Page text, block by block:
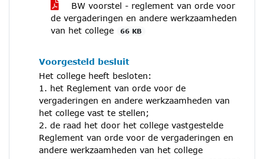
BW voorstel - reglement van orde voor
de vergaderingen en andere werkzaamheden
van het college
66 KB
Voorgesteld besluit
Het college heeft besloten:
1. het Reglement van orde voor de
vergaderingen en andere werkzaamheden van
het college vast te stellen;
2. de raad het door het college vastgestelde
Reglement van orde voor de vergaderingen en
andere werkzaamheden van het college